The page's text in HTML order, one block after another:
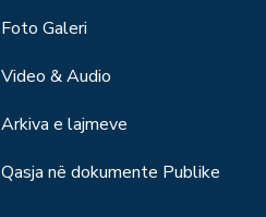
Foto Galeri
Video & Audio
Arkiva e lajmeve
Qasja në dokumente Publike